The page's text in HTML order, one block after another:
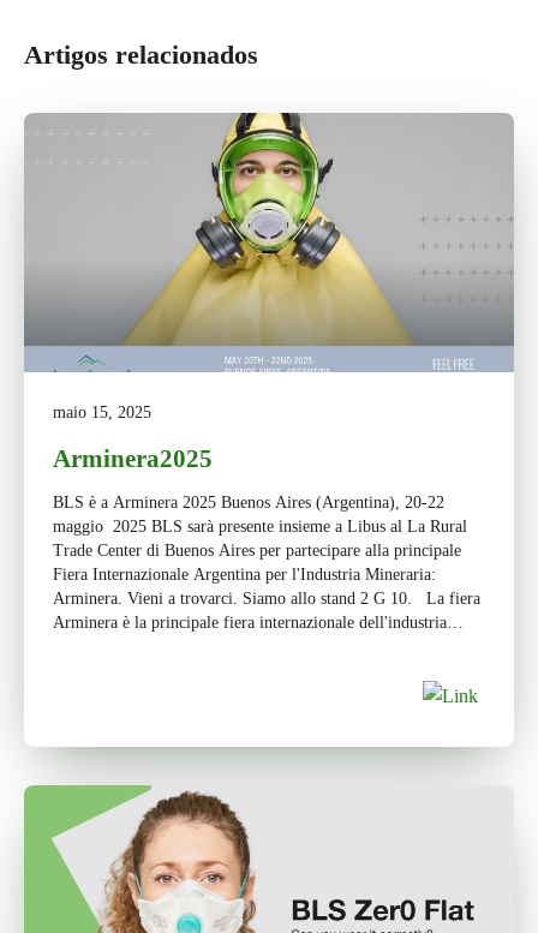
Artigos relacionados
maio 15, 2025
Arminera2025
BLS è a Arminera 2025 Buenos Aires (Argentina), 20-22
maggio 2025 BLS sarà presente insieme a Libus al La Rural
Trade Center di Buenos Aires per partecipare alla principale
Fiera Internazionale Argentina per l'Industria Mineraria:
Arminera. Vieni a trovarci. Siamo allo stand 2 G 10. La fiera
Arminera è la principale fiera internazionale dell'industria